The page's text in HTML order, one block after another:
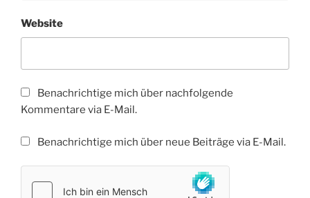
Website
Benachrichtige mich über nachfolgende
Kommentare via E-Mail.
Benachrichtige mich über neue Beiträge via E-Mail.